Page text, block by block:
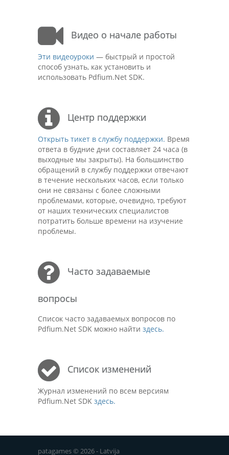
Видео о начале работы
Эти видеоуроки — быстрый и простой
способ узнать, как установить и
использовать Pdfium.Net SDK.
Центр поддержки
Открыть тикет в службу поддержки. Время
ответа в будние дни составляет 24 часа (в
выходные мы закрыты). На большинство
обращений в службу поддержки отвечают
в течение нескольких часов, если только
они не связаны с более сложными
проблемами, которые, очевидно, требуют
от наших технических специалистов
потратить больше времени на изучение
проблемы.
Часто задаваемые
вопросы
Список часто задаваемых вопросов по
Pdfium.Net SDK можно найти здесь.
Список изменений
Журнал изменений по всем версиям
Pdfium.Net SDK здесь.
patagames © 2026 - Latvija